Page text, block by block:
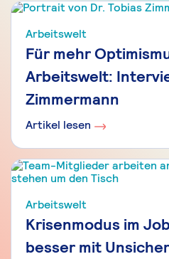
Arbeitswelt
Für mehr
Arbeitswelt:
Zimmermann
Artikel lesen
Arbeitswelt
Krisenmodus im
besser mit